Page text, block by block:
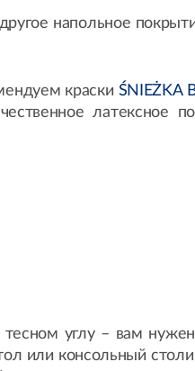
напольное
краски ŚNIEŻKA
углу – вам
или консольный